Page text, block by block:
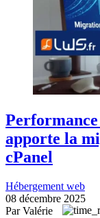
Performance
apporte la
cPanel
Hébergement web
08 décembre 2025
Par Valérie